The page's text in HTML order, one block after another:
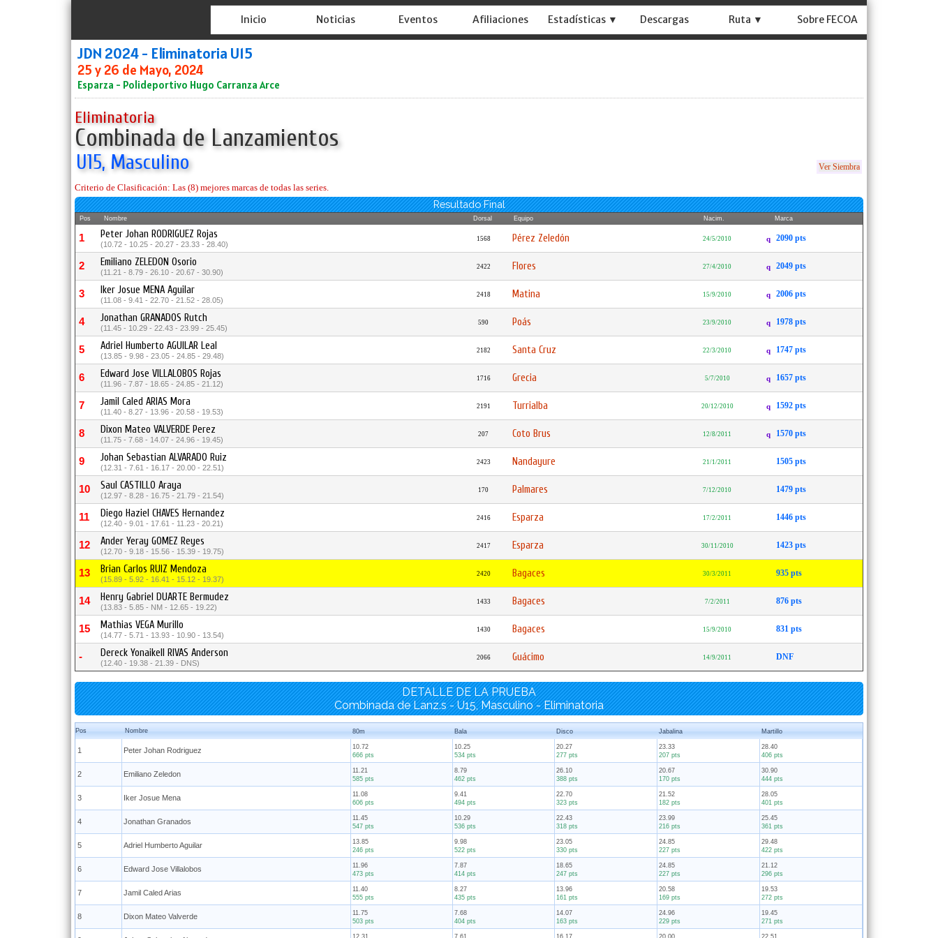
Inicio Noticias Eventos Afiliaciones Estadísticas ▼ Descargas Ruta ▼ Sobre FECOA
JDN 2024 - Eliminatoria U15
25 y 26 de Mayo, 2024
Esparza - Polideportivo Hugo Carranza Arce
Eliminatoria
Combinada de Lanzamientos
U15, Masculino Ver Siembra
Criterio de Clasificación: Las (8) mejores marcas de todas las series.
Resultado Final
Pos Nombre Dorsal Equipo Nacim. Marca
1 Peter Johan RODRIGUEZ Rojas
(10.72 - 10.25 - 20.27 - 23.33 - 28.40)
1568 Pérez Zeledón 24/5/2010 q 2090 pts
2 Emiliano ZELEDON Osorio
(11.21 - 8.79 - 26.10 - 20.67 - 30.90)
2422 Flores 27/4/2010 q 2049 pts
3 Iker Josue MENA Aguilar
(11.08 - 9.41 - 22.70 - 21.52 - 28.05)
2418 Matina 15/9/2010 q 2006 pts
4 Jonathan GRANADOS Rutch
(11.45 - 10.29 - 22.43 - 23.99 - 25.45)
590 Poás 23/9/2010 q 1978 pts
5 Adriel Humberto AGUILAR Leal
(13.85 - 9.98 - 23.05 - 24.85 - 29.48)
2182 Santa Cruz 22/3/2010 q 1747 pts
6 Edward Jose VILLALOBOS Rojas
(11.96 - 7.87 - 18.65 - 24.85 - 21.12)
1716 Grecia 5/7/2010 q 1657 pts
7 Jamil Caled ARIAS Mora
(11.40 - 8.27 - 13.96 - 20.58 - 19.53)
2191 Turrialba 20/12/2010 q 1592 pts
8 Dixon Mateo VALVERDE Perez
(11.75 - 7.68 - 14.07 - 24.96 - 19.45)
207 Coto Brus 12/8/2011 q 1570 pts
9 Johan Sebastian ALVARADO Ruiz
(12.31 - 7.61 - 16.17 - 20.00 - 22.51)
2423 Nandayure 21/1/2011 1505 pts
10 Saul CASTILLO Araya
(12.97 - 8.28 - 16.75 - 21.79 - 21.54)
170 Palmares 7/12/2010 1479 pts
11 Diego Haziel CHAVES Hernandez
(12.40 - 9.01 - 17.61 - 11.23 - 20.21)
2416 Esparza 17/2/2011 1446 pts
12 Ander Yeray GOMEZ Reyes
(12.70 - 9.18 - 15.56 - 15.39 - 19.75)
2417 Esparza 30/11/2010 1423 pts
13 Brian Carlos RUIZ Mendoza
(15.89 - 5.92 - 16.41 - 15.12 - 19.37)
2420 Bagaces 30/3/2011 935 pts
14 Henry Gabriel DUARTE Bermudez
(13.83 - 5.85 - NM - 12.65 - 19.22)
1433 Bagaces 7/2/2011 876 pts
15 Mathias VEGA Murillo
(14.77 - 5.71 - 13.93 - 10.90 - 13.54)
1430 Bagaces 15/9/2010 831 pts
- Dereck Yonaikell RIVAS Anderson
(12.40 - 19.38 - 21.39 - DNS)
2066 Guácimo 14/9/2011 DNF
DETALLE DE LA PRUEBA
Combinada de Lanz.s - U15, Masculino - Eliminatoria
Pos Nombre 80m Bala Disco Jabalina Martillo
1 Peter Johan Rodriguez
10.72
666 pts
10.25
534 pts
20.27
277 pts
23.33
207 pts
28.40
406 pts
2 Emiliano Zeledon
11.21
585 pts
8.79
462 pts
26.10
388 pts
20.67
170 pts
30.90
444 pts
3 Iker Josue Mena
11.08
606 pts
9.41
494 pts
22.70
323 pts
21.52
182 pts
28.05
401 pts
4 Jonathan Granados
11.45
547 pts
10.29
536 pts
22.43
318 pts
23.99
216 pts
25.45
361 pts
5 Adriel Humberto Aguilar
13.85
246 pts
9.98
522 pts
23.05
330 pts
24.85
227 pts
29.48
422 pts
6 Edward Jose Villalobos
11.96
473 pts
7.87
414 pts
18.65
247 pts
24.85
227 pts
21.12
296 pts
7 Jamil Caled Arias
11.40
555 pts
8.27
435 pts
13.96
161 pts
20.58
169 pts
19.53
272 pts
8 Dixon Mateo Valverde
11.75
503 pts
7.68
404 pts
14.07
163 pts
24.96
229 pts
19.45
271 pts
12.31 7.61 16.17 20.00 22.51